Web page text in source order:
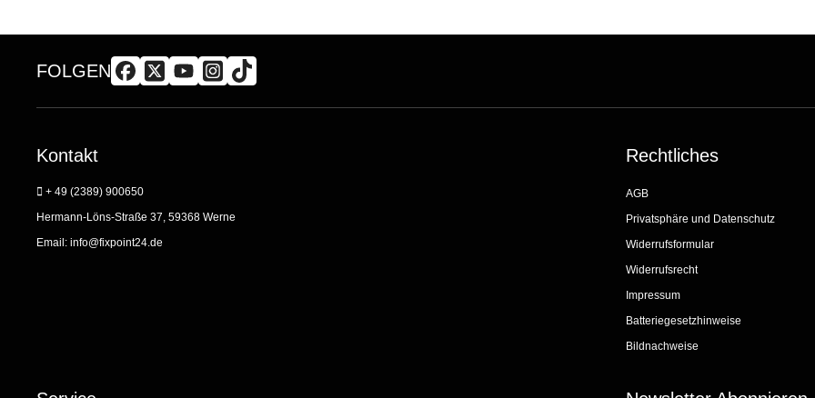
FOLGEN
Kontakt
+ 49 (2389) 900650
Hermann-Löns-Straße 37, 59368 Werne
Email: info@fixpoint24.de
Rechtliches
AGB
Privatsphäre und Datenschutz
Widerrufsformular
Widerrufsrecht
Impressum
Batteriegesetzhinweise
Bildnachweise